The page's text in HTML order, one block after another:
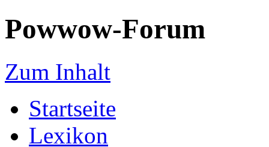
Powwow-Forum
Zum Inhalt
Startseite
Lexikon